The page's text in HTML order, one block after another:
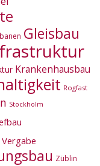
Gleisbau
Krankenhausbau
Rogfast
Stockholm
Vergabe
Züblin